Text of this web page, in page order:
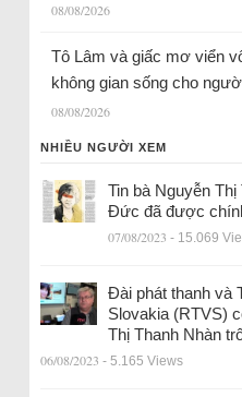
08/08/2026
Tô Lâm và giấc mơ viển
không gian sống cho
08/08/2026
NHIỀU NGƯỜI XEM
Tin bà Nguyễn
Đức đã được
07/08/2023 - 15.069
Đài phát thanh và
Slovakia (RTVS)
Thị Thanh Nhàn
06/08/2023 - 5.165 Views